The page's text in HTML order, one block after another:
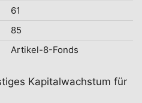
61
85
Artikel-8-Fonds
Kapitalwachstum für